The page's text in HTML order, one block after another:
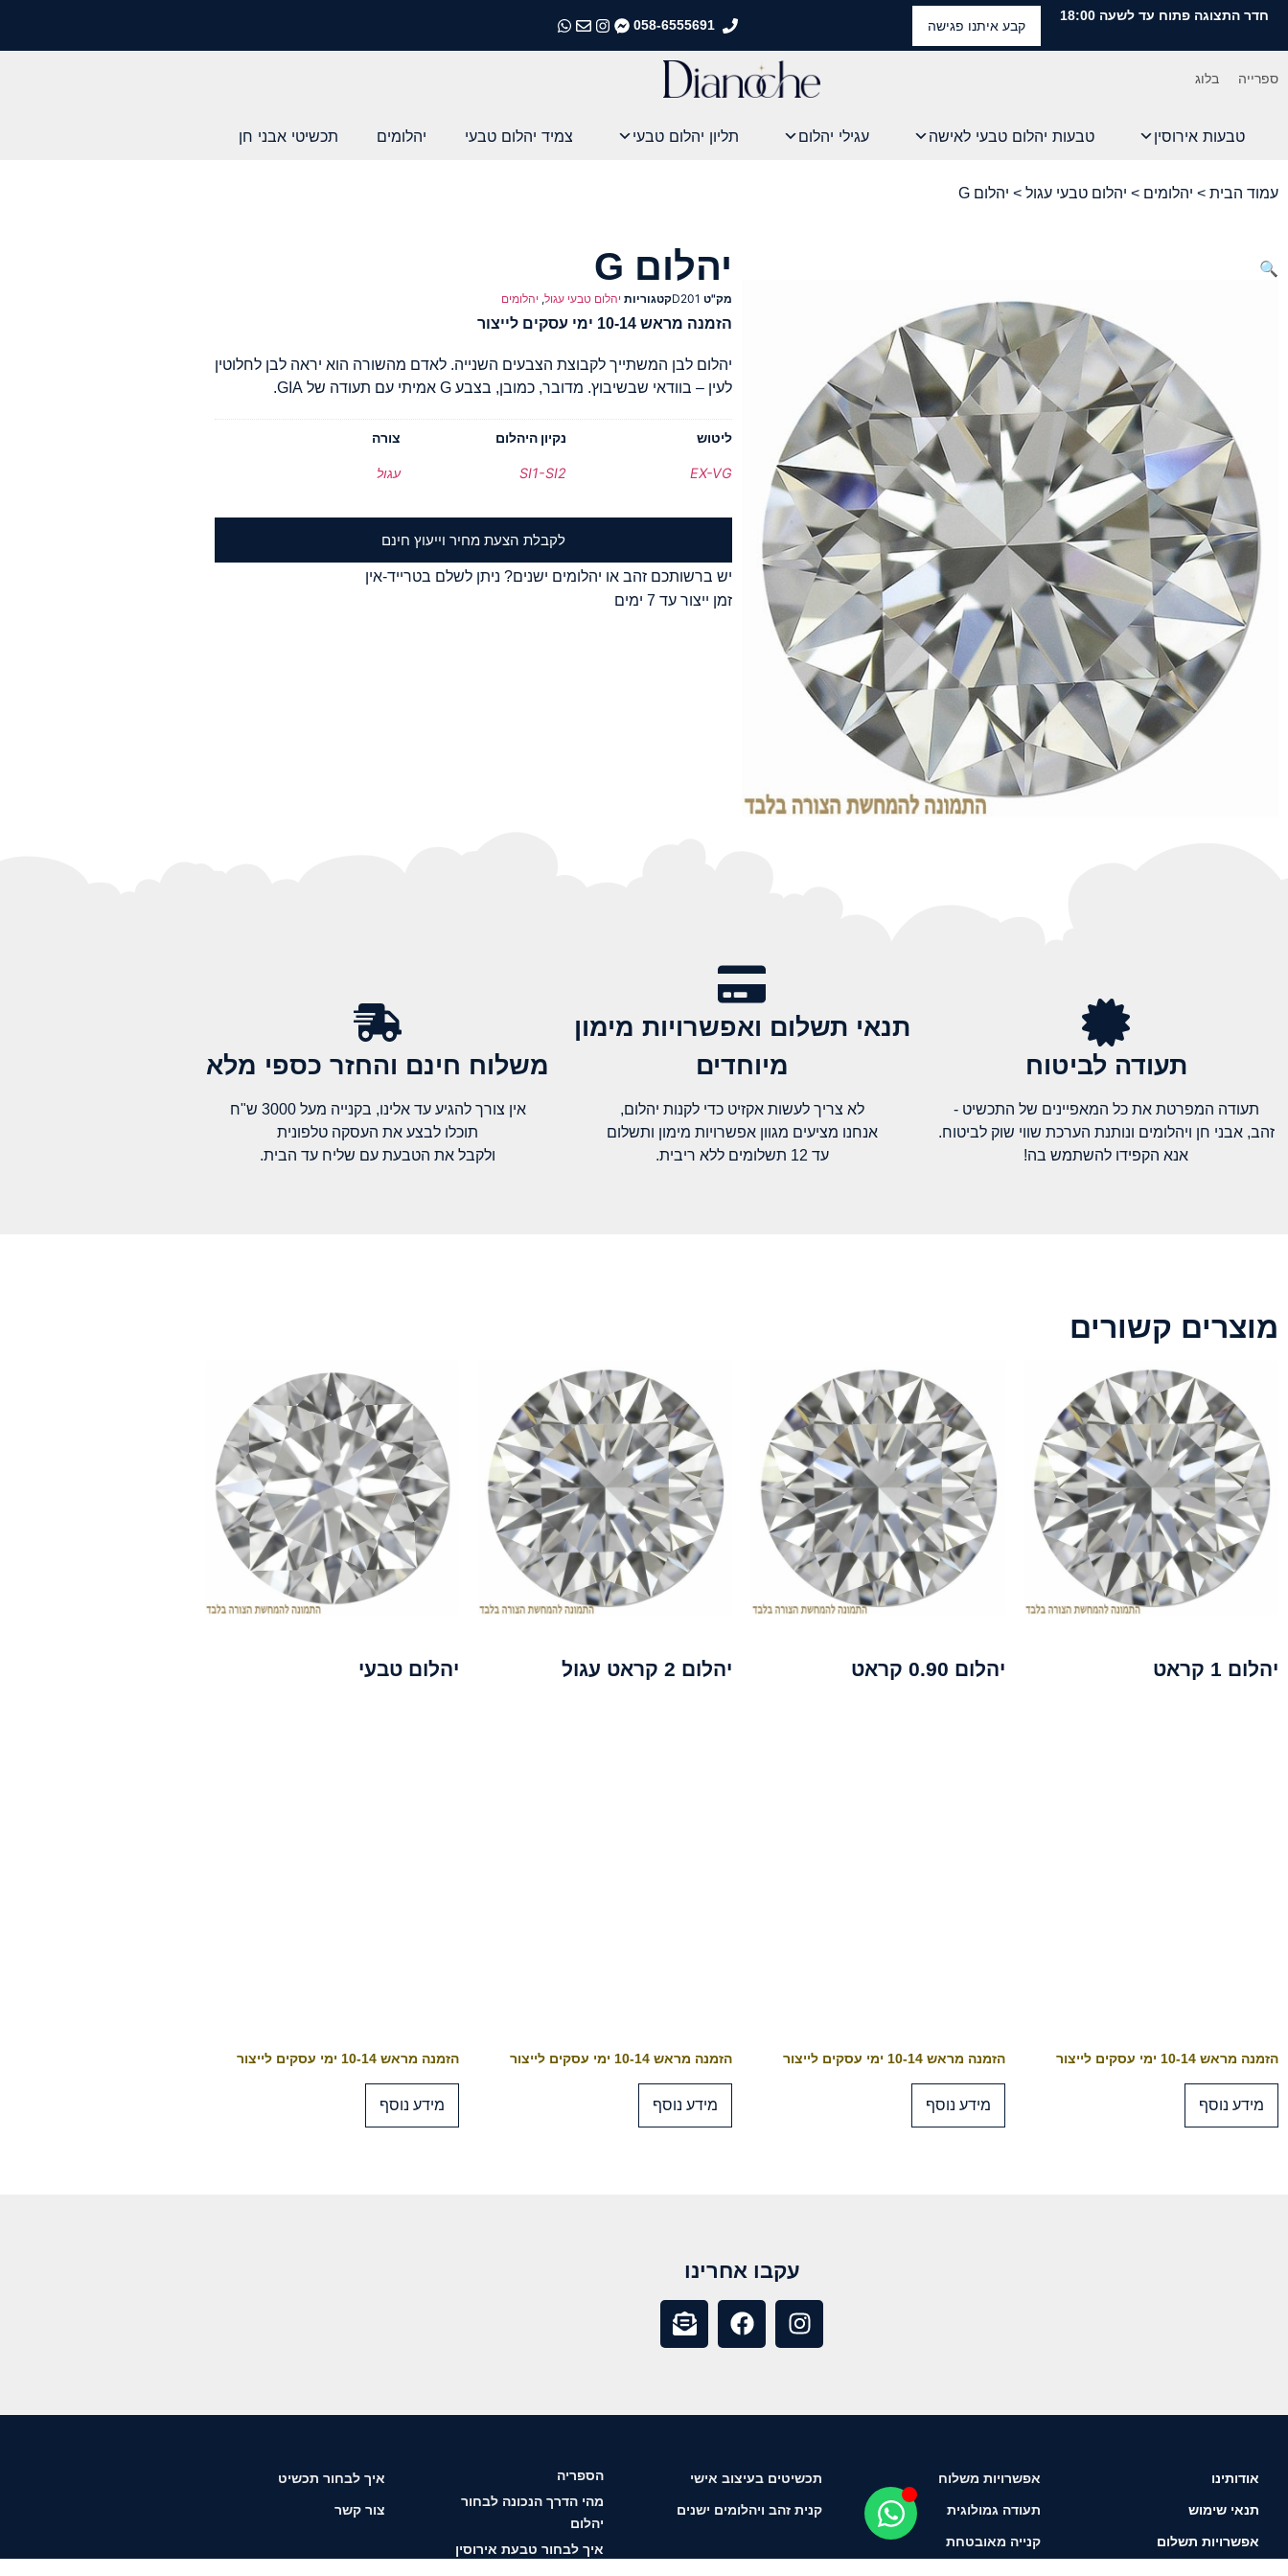
חדר התצוגה פתוח עד לשעה 18:00
קבע איתנו פגישה 058-6555691
התקשרו אלינו
התקשרו אלינו
התקשרו אלינו
התקשרו אלינו
ספרייה בלוג
טבעות אירוסין טבעות יהלום טבעי לאישה עגילי יהלום תליון יהלום טבעי צמיד יהלום טבעי יהלומים תכשיטי אבני חן
עמוד הבית > יהלומים > יהלום טבעי עגול > יהלום G
🔍 יהלום G
מק"ט D201קטגוריות יהלום טבעי עגול, יהלומים
הזמנה מראש 10-14 ימי עסקים לייצור
יהלום לבן המשתייך לקבוצת הצבעים השנייה. לאדם מהשורה הוא יראה לבן לחלוטין
לעין – בוודאי שבשיבוץ. מדובר, כמובן, בצבע G אמיתי עם תעודה של GIA.
ליטוש
EX-VG
נקיון היהלום
SI1-SI2
צורה
עגול
לקבלת הצעת מחיר וייעוץ חינם
יש ברשותכם זהב או יהלומים ישנים? ניתן לשלם בטרייד-אין
זמן ייצור עד 7 ימים
תעודה לביטוח
תעודה המפרטת את כל המאפיינים של התכשיט -
זהב, אבני חן ויהלומים ונותנת הערכת שווי שוק לביטוח.
אנא הקפידו להשתמש בה!
תנאי תשלום ואפשרויות מימון
מיוחדים
לא צריך לעשות אקזיט כדי לקנות יהלום,
אנחנו מציעים מגוון אפשרויות מימון ותשלום
עד 12 תשלומים ללא ריבית.
משלוח חינם והחזר כספי מלא​
אין צורך להגיע עד אלינו, בקנייה מעל 3000 ש"ח
תוכלו לבצע את העסקה טלפונית
ולקבל את הטבעת עם שליח עד הבית.
מוצרים קשורים
יהלום 1 קראט
הזמנה מראש 10-14 ימי עסקים לייצור
מידע נוסף
יהלום 0.90 קראט
הזמנה מראש 10-14 ימי עסקים לייצור
מידע נוסף
יהלום 2 קראט עגול
הזמנה מראש 10-14 ימי עסקים לייצור
מידע נוסף
יהלום טבעי
הזמנה מראש 10-14 ימי עסקים לייצור
מידע נוסף
עקבו אחרינו
אודותינו
תנאי שימוש
אפשרויות תשלום
אפשרויות משלוח
תעודה גמולוגית
קנייה מאובטחת
תכשיטים בעיצוב אישי
קנית זהב ויהלומים ישנים
הספריה
מהי הדרך הנכונה לבחור
יהלום
איך לבחור טבעת אירוסין
איך לבחור תכשיט
צור קשר